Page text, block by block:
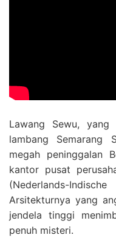
Lawang Sewu, yang
lambang Semarang
megah peninggalan
kantor pusat
(Nederlands-
Arsitekturnya yang
jendela tinggi
penuh misteri.